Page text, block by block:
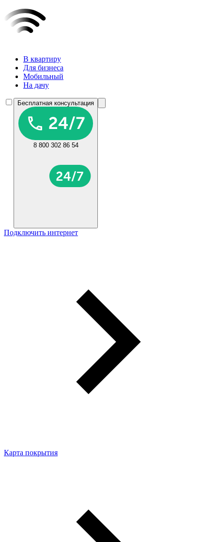
В квартиру
Для бизнеса
Мобильный
На дачу
Бесплатная консультация
8 800 302 86 54
Подключить интернет
Карта покрытия